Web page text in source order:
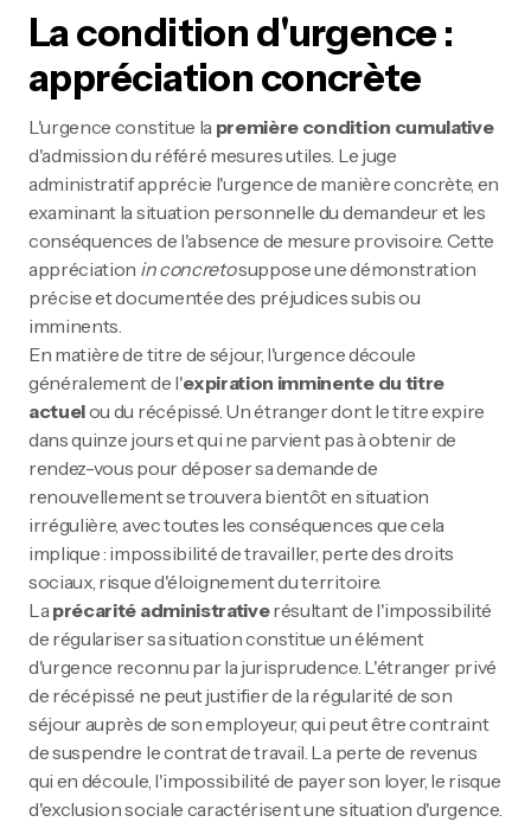
La condition d'urgence :
appréciation concrète
L'urgence constitue la première condition cumulative
d'admission du référé mesures utiles. Le juge
administratif apprécie l'urgence de manière concrète, en
examinant la situation personnelle du demandeur et les
conséquences de l'absence de mesure provisoire. Cette
appréciation in concretosuppose une démonstration
précise et documentée des préjudices subis ou
imminents.
En matière de titre de séjour, l'urgence découle
généralement de l'expiration imminente du titre
actuelou du récépissé. Un étranger dont le titre expire
dans quinze jours et qui ne parvient pas à obtenir de
rendez-vous pour déposer sa demande de
renouvellement se trouvera bientôt en situation
irrégulière, avec toutes les conséquences que cela
implique : impossibilité de travailler, perte des droits
sociaux, risque d'éloignement du territoire.
Laprécarité administrativerésultant de l'impossibilité
de régulariser sa situation constitue un élément
d'urgence reconnu par la jurisprudence. L'étranger privé
de récépissé ne peut justifier de la régularité de son
séjour auprès de son employeur, qui peut être contraint
de suspendre le contrat de travail. La perte de revenus
qui en découle, l'impossibilité de payer son loyer, le risque
d'exclusion sociale caractérisent une situation d'urgence.